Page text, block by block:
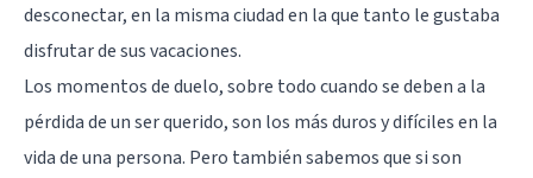
desconectar, en la misma ciudad en la que tanto le gustaba
disfrutar de sus vacaciones.
Los momentos de duelo, sobre todo cuando se deben a la
pérdida de un ser querido, son los más duros y difíciles en la
vida de una persona. Pero también sabemos que si son